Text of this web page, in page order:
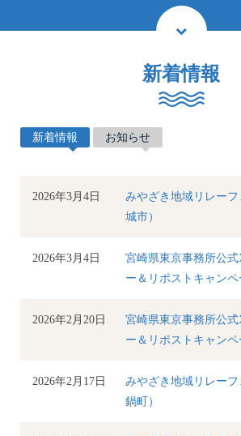
新着情報
新着情報 お知らせ
2026年3月4日
みやざき地域リレー
城市）
2026年3月4日
宮崎県東京事務所公
ー＆リポストキャン
2026年2月20日
宮崎県東京事務所公
ー＆リポストキャン
2026年2月17日
みやざき地域リレー
鍋町）